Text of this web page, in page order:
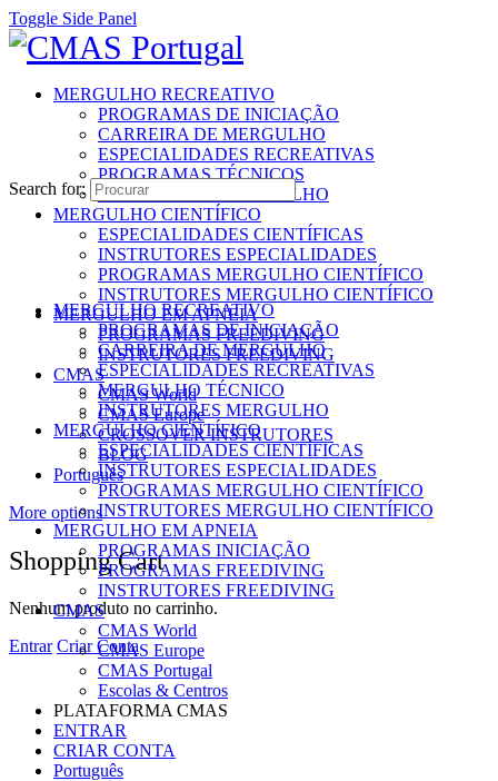
Toggle Side Panel
MERGULHO RECREATIVO
PROGRAMAS DE INICIAÇÃO
CARREIRA DE MERGULHO
ESPECIALIDADES RECREATIVAS
PROGRAMAS TÉCNICOS
INSTRUTORES MERGULHO
MERGULHO CIENTÍFICO
ESPECIALIDADES CIENTÍFICAS
INSTRUTORES ESPECIALIDADES
PROGRAMAS MERGULHO CIENTÍFICO
INSTRUTORES MERGULHO CIENTÍFICO
MERGULHO EM APNEIA
PROGRAMAS FREEDIVING
INSTRUTORES FREEDIVING
CMAS
CMAS World
CMAS Europe
CROSSOVER INSTRUTORES
BLOG
Português
More options
Shopping Cart
Nenhum produto no carrinho.
Entrar Criar Conta
Search for:
MERGULHO RECREATIVO
PROGRAMAS DE INICIAÇÃO
CARREIRA DE MERGULHO
ESPECIALIDADES RECREATIVAS
MERGULHO TÉCNICO
INSTRUTORES MERGULHO
MERGULHO CIENTÍFICO
ESPECIALIDADES CIENTÍFICAS
INSTRUTORES ESPECIALIDADES
PROGRAMAS MERGULHO CIENTÍFICO
INSTRUTORES MERGULHO CIENTÍFICO
MERGULHO EM APNEIA
PROGRAMAS INICIAÇÃO
PROGRAMAS FREEDIVING
INSTRUTORES FREEDIVING
CMAS
CMAS World
CMAS Europe
CMAS Portugal
Escolas & Centros
PLATAFORMA CMAS
ENTRAR
CRIAR CONTA
Português